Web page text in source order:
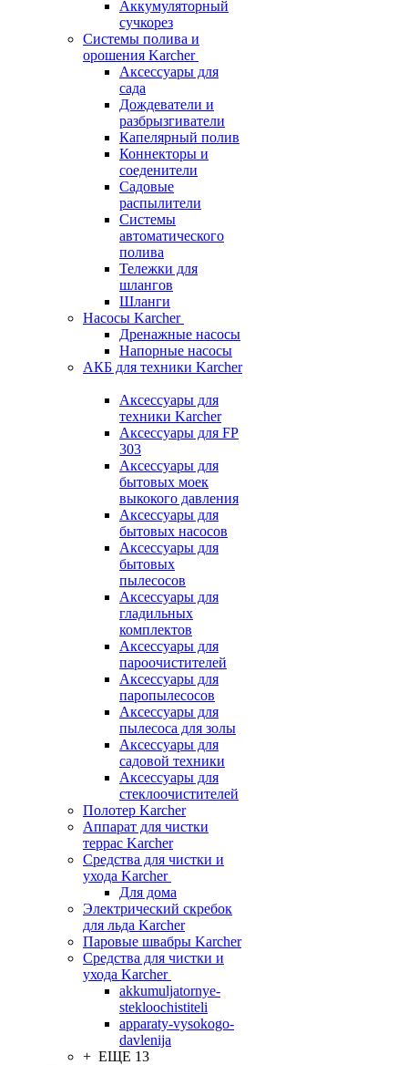
Аккумуляторный
сучкорез
Системы полива и
орошения Karcher
Аксессуары для
сада
Дождеватели и
разбрызгиватели
Капелярный полив
Коннекторы и
соеденители
Садовые
распылители
Системы
автоматического
полива
Тележки для
шлангов
Шланги
Насосы Karcher
Дренажные насосы
Напорные насосы
АКБ для техники Karcher
Аксессуары для
техники Karcher
Аксессуары для FP
303
Аксессуары для
бытовых моек
выкокого давления
Аксессуары для
бытовых насосов
Аксессуары для
бытовых
пылесосов
Аксессуары для
гладильных
комплектов
Аксессуары для
пароочистителей
Аксессуары для
паропылесосов
Аксессуары для
пылесоса для золы
Аксессуары для
садовой техники
Аксессуары для
стеклоочистителей
Полотер Karcher
Аппарат для чистки
террас Karcher
Средства для чистки и
ухода Karcher
Для дома
Электрический скребок
для льда Karcher
Паровые швабры Karcher
Средства для чистки и
ухода Karcher
akkumuljatornye-
stekloochistiteli
apparaty-vysokogo-
davlenija
+ ЕЩЕ 13